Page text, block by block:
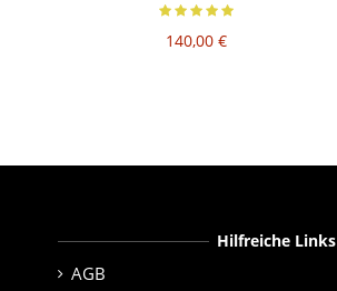
140,00 €
Hilfreiche Links
AGB